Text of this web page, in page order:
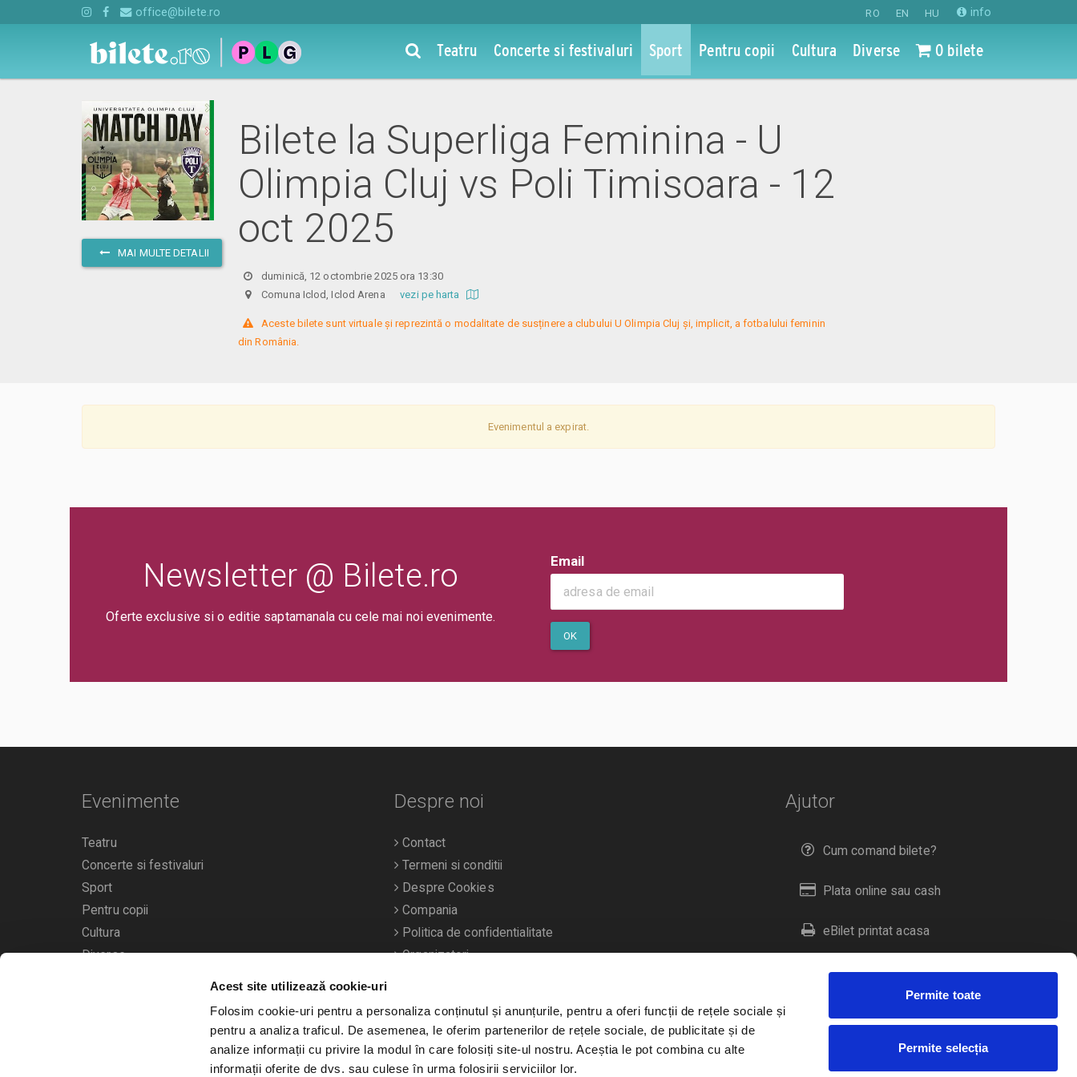
Acest site utilizează cookie-uri
Folosim cookie-uri pentru a personaliza conținutul și anunțurile, pentru a oferi funcții de rețele sociale și
pentru a analiza traficul. De asemenea, le oferim partenerilor de rețele sociale, de publicitate și de
analize informații cu privire la modul în care folosiți site-ul nostru. Aceștia le pot combina cu alte
informații oferite de dvs. sau culese în urma folosirii serviciilor lor.
Permite toate
Permite selecția
RO EN HU info
office@bilete.ro
Teatru Concerte si festivaluri Sport Pentru copii Cultura Diverse 0 bilete
MAI MULTE DETALII
Bilete la Superliga Feminina - U
Olimpia Cluj vs Poli Timisoara - 12
oct 2025
duminică, 12 octombrie 2025 ora 13:30
Comuna Iclod, Iclod Arenavezi pe harta
Aceste bilete sunt virtuale și reprezintă o modalitate de susținere a clubului U Olimpia Cluj și, implicit, a fotbalului feminin
din România.
Evenimentul a expirat.
Newsletter @ Bilete.ro
Oferte exclusive si o editie saptamanala cu cele mai noi evenimente.
Email
OK
Ajutor
Cum comand bilete?
Plata online sau cash
eBilet printat acasa
Livrare prin curier
Duplicare bilete
Evenimente
Teatru
Concerte si festivaluri
Sport
Pentru copii
Cultura
Diverse
Calendarul evenimentelor
Despre noi
Contact
Termeni si conditii
Despre Cookies
Compania
Politica de confidentialitate
Organizatori